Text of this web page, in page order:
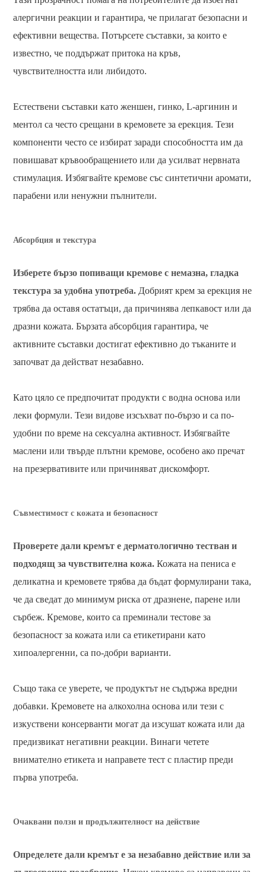
алергични реакции и гарантира, че прилагат безопасни и
ефективни вещества. Потърсете съставки, за които е
известно, че поддържат притока на кръв,
чувствителността или либидото.
Естествени съставки като женшен, гинко, L-аргинин и
ментол са често срещани в кремовете за ерекция. Тези
компоненти често се избират заради способността им да
повишават кръвообращението или да усилват нервната
стимулация. Избягвайте кремове със синтетични аромати,
парабени или ненужни пълнители.
Абсорбция и текстура
Изберете бързо попиващи кремове с немазна, гладка
текстура за удобна употреба. Добрият крем за ерекция не
трябва да оставя остатъци, да причинява лепкавост или да
дразни кожата. Бързата абсорбция гарантира, че
активните съставки достигат ефективно до тъканите и
започват да действат незабавно.
Като цяло се предпочитат продукти с водна основа или
леки формули. Тези видове изсъхват по-бързо и са по-
удобни по време на сексуална активност. Избягвайте
маслени или твърде плътни кремове, особено ако пречат
на презервативите или причиняват дискомфорт.
Съвместимост с кожата и безопасност
Проверете дали кремът е дерматологично тестван и
подходящ за чувствителна кожа. Кожата на пениса е
деликатна и кремовете трябва да бъдат формулирани така,
че да сведат до минимум риска от дразнене, парене или
сърбеж. Кремове, които са преминали тестове за
безопасност за кожата или са етикетирани като
хипоалергенни, са по-добри варианти.
Също така се уверете, че продуктът не съдържа вредни
добавки. Кремовете на алкохолна основа или тези с
изкуствени консерванти могат да изсушат кожата или да
предизвикат негативни реакции. Винаги четете
внимателно етикета и направете тест с пластир преди
първа употреба.
Очаквани ползи и продължителност на действие
Определете дали кремът е за незабавно действие или за